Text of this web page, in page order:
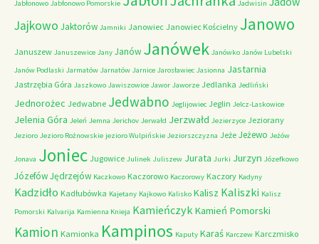
Jabłonowo Jabłonowo Pomorskie Jadwisin
Jajkowo Jaktorów Jamniki Janowiec Janowiec Kościelny Janowo
Januszew Januszewice Jany Janów Janówek Janówko Janów Lubelski
Janów Podlaski Jarmatów Jarnatów Jarnice Jarosławiec Jasionna Jastarnia
Jastrzębia Góra Jaszkowo Jawiszowice Jawor Jaworze Jedlanka Jedliński
Jednorożec Jedwabne Jedwabno Jeglijowiec Jeglin Jelcz-Laskowice
Jelenia Góra Jeleń Jemna Jerichov Jerwałd Jerzwałd Jezierzyce Jeziorany
Jezioro Jezioro Rożnowskie jezioro Wulpińskie Jeziorszczyzna Jeże Jeżewo Jeżów
Jonava Joniec Jugowice Julinek Juliszew Jurata Jurki Jurzyn Józefkowo
JózefówJędrzejów Kaczkowo Kaczorowo Kaczorowy Kaczory Kadyny
Kadzidło Kadłubówka Kajetany Kajkowo Kalisko Kalisz Kaliszki Kalisz
Pomorski Kalvarija Kamienna Knieja Kamieńczyk Kamień Pomorski
Kamion Kamionka Kampinos Kaputy Karaś Karczew Karczmisko